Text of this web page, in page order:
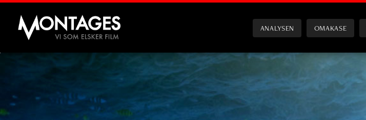
Montages
ANALYSEN OMAKASE